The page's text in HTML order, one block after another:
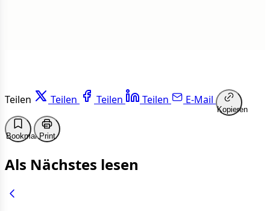
Teilen Teilen Teilen Teilen E-Mail
Kopieren
BookmarkPrint
Als Nächstes lesen